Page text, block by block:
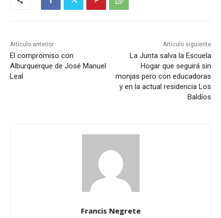
Artículo anterior
El compromiso con
Alburquerque de José Manuel
Leal
Artículo siguiente
La Junta salva la Escuela
Hogar que seguirá sin
monjas pero con educadoras
y en la actual residencia Los
Baldíos
Francis Negrete